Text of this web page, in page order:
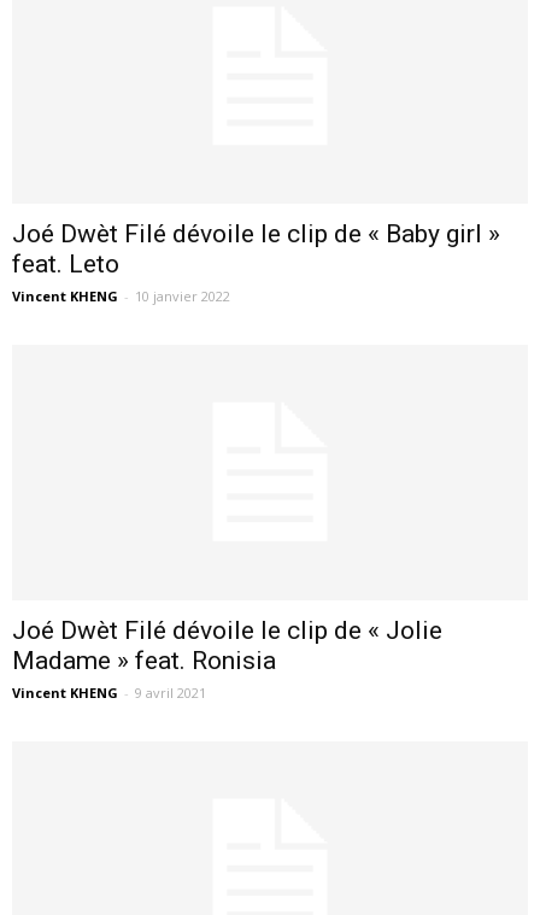
Joé Dwèt Filé dévoile le clip de « Baby girl »
feat. Leto
Vincent KHENG - 10 janvier 2022
Joé Dwèt Filé dévoile le clip de « Jolie
Madame » feat. Ronisia
Vincent KHENG - 9 avril 2021